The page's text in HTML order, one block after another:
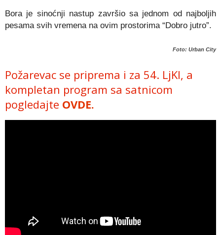
Bora je sinoćnji nastup završio sa jednom od najboljih
pesama svih vremena na ovim prostorima “Dobro jutro”.
Foto: Urban City
Požarevac se priprema i za 54. LjKI, a
kompletan program sa satnicom
pogledajte OVDE.